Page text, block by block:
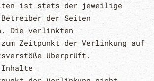
ist stets der jeweilige
der Seiten
Die verlinkten
zum Zeitpunkt der Verlinkung auf
überprüft.
Inhalte